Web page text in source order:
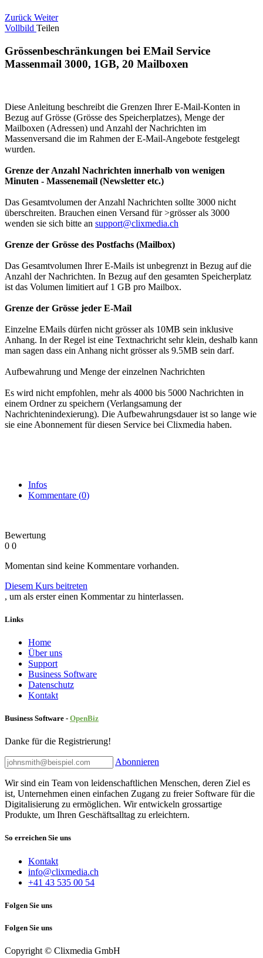
Zurück Weiter
Vollbild Teilen
Grössenbeschränkungen bei EMail Service
Massenmail 3000, 1GB, 20 Mailboxen
Diese Anleitung beschreibt die Grenzen Ihrer E-Mail-Konten in
Bezug auf Grösse (Grösse des Speicherplatzes), Menge der
Mailboxen (Adressen) und Anzahl der Nachrichten im
Massenversand die im Rahmen der E-Mail-Angebote festgelegt
wurden.
Grenze der Anzahl Nachrichten innerhalb von wenigen
Minuten - Massenemail (Newsletter etc.)
Das Gesamtvolumen der Anzahl Nachrichten sollte 3000 nicht
überschreiten. Brauchen einen Versand für >grösser als 3000
wenden sie sich bitte an support@clixmedia.ch
Grenze der Grösse des Postfachs (Mailbox)
Das Gesamtvolumen Ihrer E-Mails ist unbegrenzt in Bezug auf die
Anzahl der Nachrichten. In Bezug auf den gesamten Speicherplatz
ist das Volumen limitiert auf 1 GB pro Mailbox.
Grenze der Grösse jeder E-Mail
Einzelne EMails dürfen nicht grösser als 10MB sein inklusive
Anhang. In der Regel ist eine Textnachricht sehr klein, deshalb kann
man sagen dass ein Anhang nicht grösser als 9.5MB sein darf.
Aufbewahrung und Menge der einzelnen Nachrichten
Es wird nicht empfohlen, mehr als 4000 bis 5000 Nachrichten in
einem Ordner zu speichern (Verlangsamung der
Nachrichtenindexierung). Die Aufbewahrungsdauer ist so lange wie
sie eine Abonnement für diesen Service bei Clixmedia haben.
Infos
Kommentare (0)
Bewertung
0 0
Momentan sind keine Kommentare vorhanden.
Diesem Kurs beitreten
, um als erster einen Kommentar zu hinterlassen.
Links
Home
Über uns
Sup​port
Business Software
Datenschutz
Kontakt
Business Software - OpenBiz
Danke für die Registrierung!
Abonnieren
Wir sind ein Team von leidenschaftlichen Menschen, deren Ziel es
ist, Unternehmen einen einfachen Zugang zu freier Software für die
Digitalisierung zu ermöglichen. Wir entwickeln grossartige
Produkte, um Ihren Geschäftsalltag zu erleichtern.
So erreichen Sie uns
Kontakt
info@clixmedia.ch
+41 43 535 00 54
Folgen Sie uns
Folgen Sie uns
Copyright © Clixmedia GmbH